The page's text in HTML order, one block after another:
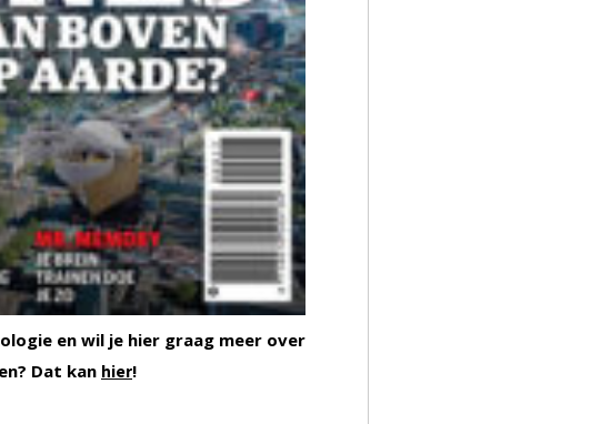
en wil je hier graag meer over
Dat kan hier!